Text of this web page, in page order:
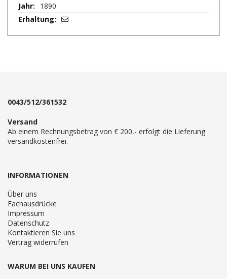
1890
0043/512/361532
Versand
Ab einem Rechnungsbetrag von € 200,- erfolgt die Lieferung
versandkostenfrei.
INFORMATIONEN
Über uns
Fachausdrücke
Impressum
Datenschutz
Kontaktieren Sie uns
Vertrag widerrufen
WARUM BEI UNS KAUFEN